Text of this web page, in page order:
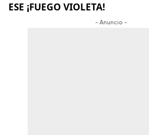
ESE ¡FUEGO VIOLETA!
- Anuncio -